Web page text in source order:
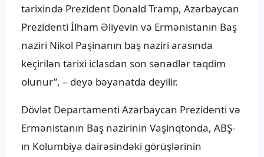
tarixində Prezident Donald Tramp, Azərbaycan
Prezidenti İlham Əliyevin və Ermənistanın Baş
naziri Nikol Paşinanın baş naziri arasında
keçirilən tarixi iclasdan son sənədlər təqdim
olunur”, – deyə bəyanatda deyilir.
Dövlət Departamenti Azərbaycan Prezidenti və
Ermənistanın Baş nazirinin Vaşinqtonda, ABŞ-
ın Kolumbiya dairəsindəki görüşlərinin